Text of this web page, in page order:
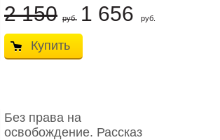
2 150 руб. 1 656 руб.
Купить
Без права на
освобождение. Рассказ